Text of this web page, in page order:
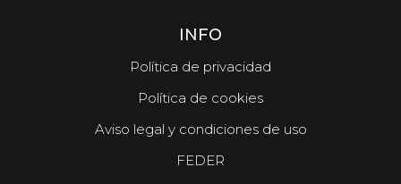
INFO
Política de privacidad
Política de cookies
Aviso legal y condiciones de uso
FEDER